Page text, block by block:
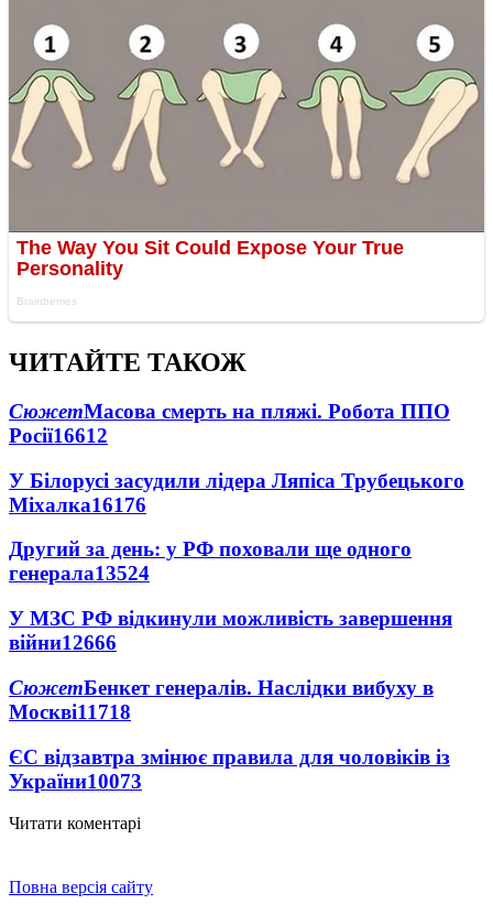
ЧИТАЙТЕ ТАКОЖ
СюжетМасова смерть на пляжі. Робота ППО
Росії16612
У Білорусі засудили лідера Ляпіса Трубецького
Міхалка16176
Другий за день: у РФ поховали ще одного
генерала13524
У МЗС РФ відкинули можливість завершення
війни12666
СюжетБенкет генералів. Наслідки вибуху в
Москві11718
ЄС відзавтра змінює правила для чоловіків із
України10073
Читати коментарі
Повна версія сайту